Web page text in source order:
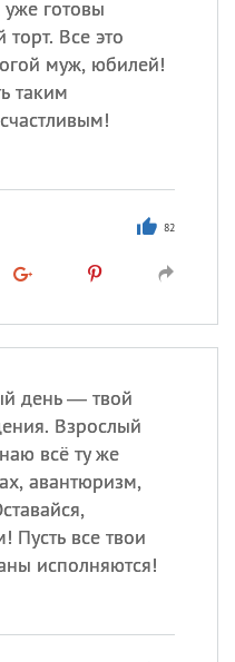
готовы
Все это
муж, юбилей!
таким
82
день — твой
Взрослый
всё ту же
авантюризм,
Пусть все твои
исполняются!
(Smokey Bear Day)
празднуют именины
, Теодор,Федор
и